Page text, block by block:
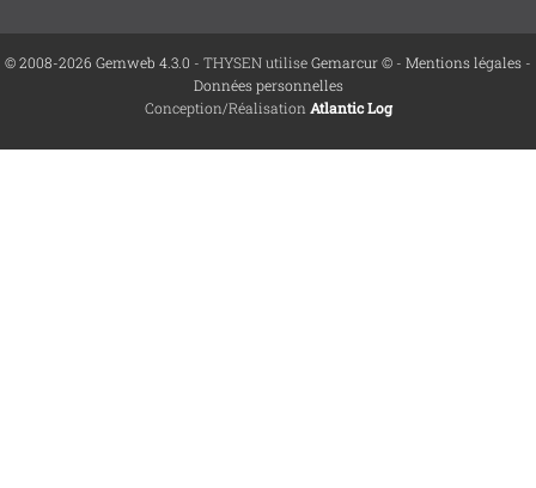
© 2008-2026 Gemweb 4.3.0 - THYSEN utiliseGemarcur © - Mentions légales -
Données personnelles
Conception/Réalisation Atlantic Log